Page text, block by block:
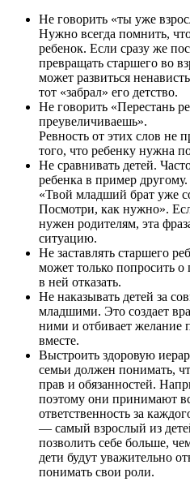
Не говорить «ты уже
Нужно всегда помнить,
ребенок. Если сразу же
превращать старшего во
может развиться
тот «забрал» его детство.
Не говорить «Перестань
преувеличиваешь».
Ревность от этих слов не
того, что ребенку нужна
Не сравнивать детей.
ребенка в пример
«Твой младший брат уже
Посмотри, как нужно».
нужен родителям, эта
ситуацию.
Не заставлять старшего
может только попросить
в ней отказать.
Не наказывать детей за
младшими. Это создает
ними и отбивает желание
вместе.
Выстроить здоровую
семьи должен понимать,
прав и обязанностей.
поэтому они принимают
ответственность за
— самый взрослый из
позволить себе больше,
дети будут уважительно
понимать свои роли.